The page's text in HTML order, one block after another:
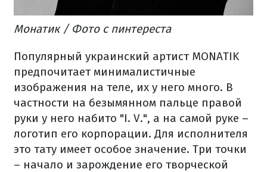
Монатик / Фото с пинтереста
Популярный украинский артист MONATIK
предпочитает минималистичные
изображения на теле, их у него много. В
частности на безымянном пальце правой
руки у него набито "I. V.", а на самой руке –
логотип его корпорации. Для исполнителя
это тату имеет особое значение. Три точки
– начало и зарождение его творческой